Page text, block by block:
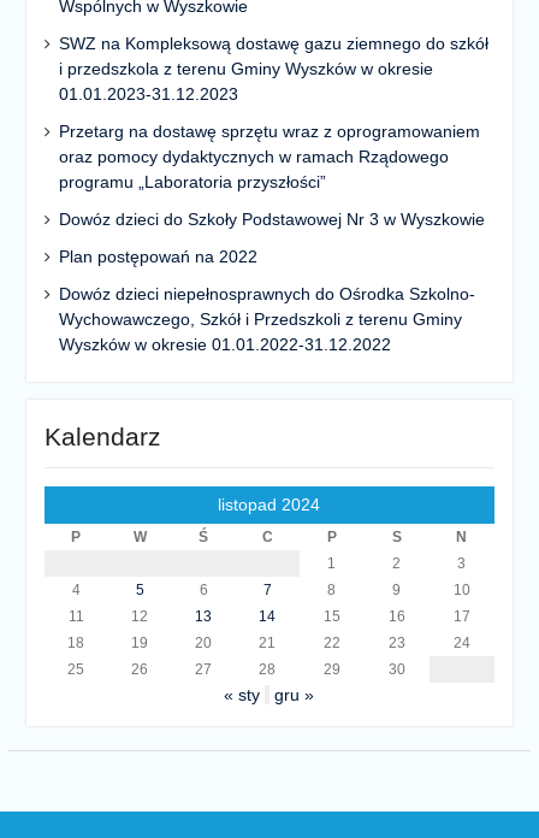
Wspólnych w Wyszkowie
SWZ na Kompleksową dostawę gazu ziemnego do szkół
i przedszkola z terenu Gminy Wyszków w okresie
01.01.2023-31.12.2023
Przetarg na dostawę sprzętu wraz z oprogramowaniem
oraz pomocy dydaktycznych w ramach Rządowego
programu „Laboratoria przyszłości”
Dowóz dzieci do Szkoły Podstawowej Nr 3 w Wyszkowie
Plan postępowań na 2022
Dowóz dzieci niepełnosprawnych do Ośrodka Szkolno-
Wychowawczego, Szkół i Przedszkoli z terenu Gminy
Wyszków w okresie 01.01.2022-31.12.2022
Kalendarz
listopad 2024
P W Ś C P S
N
1
2
3
4
5 6 7 8 9
10
11
12 13 14 15 16
17
18
19 20 21 22 23
24
25
26 27 28 29 30
« sty gru »